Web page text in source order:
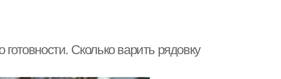
Сколько варить рядовку